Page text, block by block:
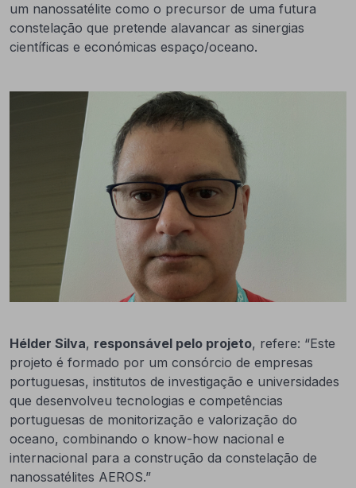
um nanossatélite como o precursor de uma futura
constelação que pretende alavancar as sinergias
científicas e económicas espaço/oceano.
Hélder Silva, responsável pelo projeto, refere: “Este
projeto é formado por um consórcio de empresas
portuguesas, institutos de investigação e universidades
que desenvolveu tecnologias e competências
portuguesas de monitorização e valorização do
oceano, combinando o know-how nacional e
internacional para a construção da constelação de
nanossatélites AEROS.”